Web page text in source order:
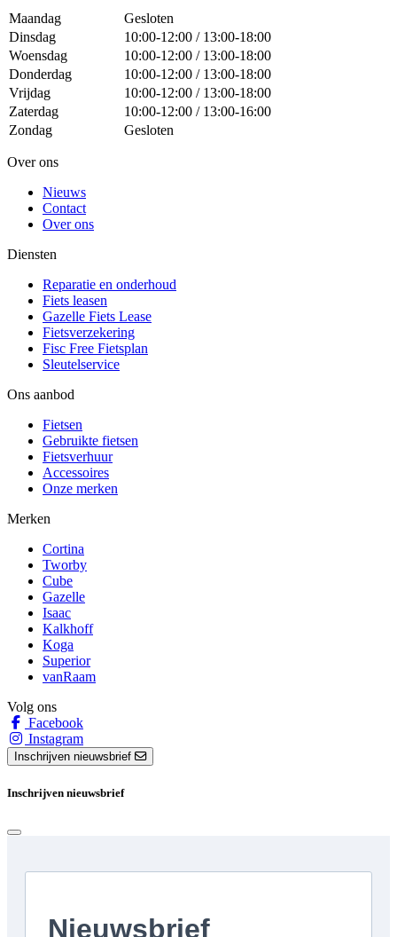
Maandag
Gesloten
Dinsdag
10:00-12:00 / 13:00-18:00
Woensdag
10:00-12:00 / 13:00-18:00
Donderdag
10:00-12:00 / 13:00-18:00
Vrijdag
10:00-12:00 / 13:00-18:00
Zaterdag
10:00-12:00 / 13:00-16:00
Zondag
Gesloten
Over ons
Nieuws
Contact
Over ons
Diensten
Reparatie en onderhoud
Fiets leasen
Gazelle Fiets Lease
Fietsverzekering
Fisc Free Fietsplan
Sleutelservice
Ons aanbod
Fietsen
Gebruikte fietsen
Fietsverhuur
Accessoires
Onze merken
Merken
Cortina
Tworby
Cube
Gazelle
Isaac
Kalkhoff
Koga
Superior
vanRaam
Volg ons
Facebook
Instagram
Inschrijven nieuwsbrief
Inschrijven nieuwsbrief